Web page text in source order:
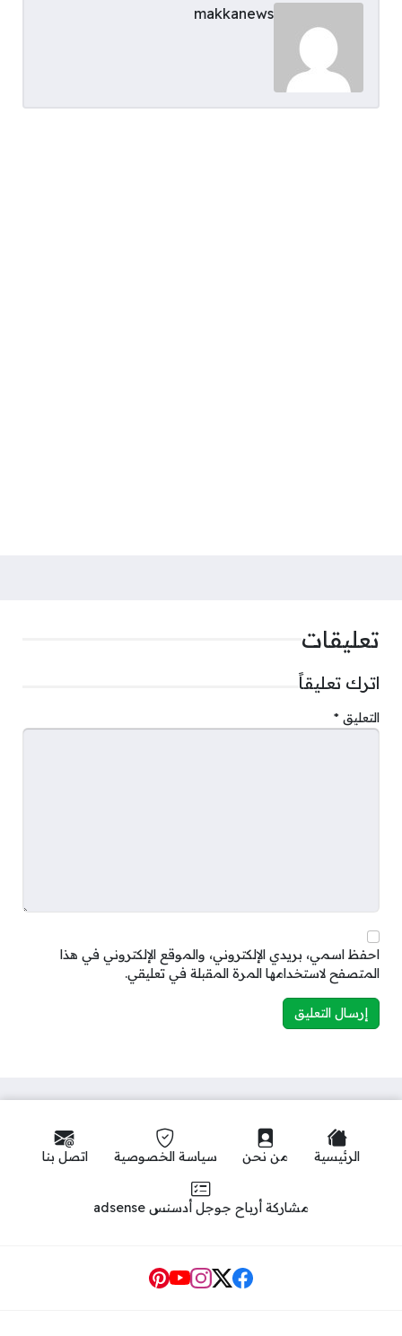
makkanews
تعليقات
اترك تعليقاً
التعليق *
احفظ اسمي، بريدي الإلكتروني، والموقع الإلكتروني في هذا
المتصفح لاستخدامها المرة المقبلة في تعليقي.
الرئيسية من نحن سياسة الخصوصية اتصل بنا
مشاركة أرباح جوجل أدسنس adsense
Social Links